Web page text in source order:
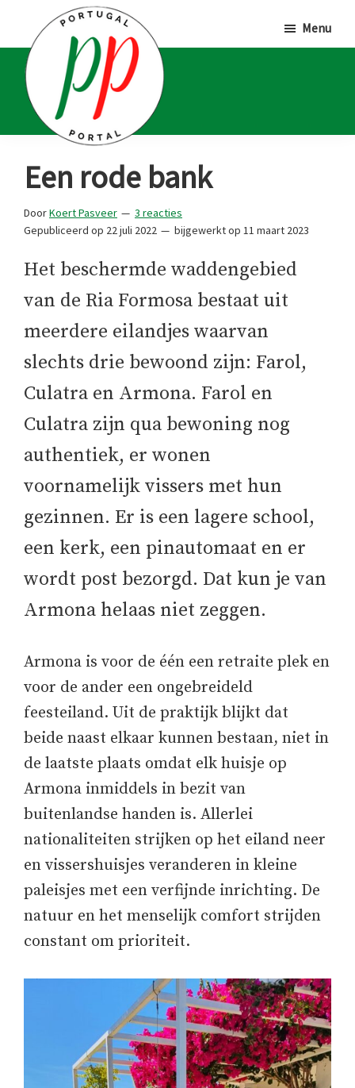
hoofd
inhoud
eerste
sidebar
voettekst
Portal
Portugalliefhebbers
en
-
fanaten
Menu
Een rode bank
DoorKoert Pasveer
3 reacties
Gepubliceerd op 22 juli 2022 bijgewerkt op 11 maart 2023
Het beschermde waddengebied
van de Ria Formosa bestaat uit
meerdere eilandjes waarvan
slechts drie bewoond zijn: Farol,
Culatra en Armona. Farol en
Culatra zijn qua bewoning nog
authentiek, er wonen
voornamelijk vissers met hun
gezinnen. Er is een lagere school,
een kerk, een pinautomaat en er
wordt post bezorgd. Dat kun je van
Armona helaas niet zeggen.
Armona is voor de één een retraite plek en
voor de ander een ongebreideld
feesteiland. Uit de praktijk blijkt dat
beide naast elkaar kunnen bestaan, niet in
de laatste plaats omdat elk huisje op
Armona inmiddels in bezit van
buitenlandse handen is. Allerlei
nationaliteiten strijken op het eiland neer
en vissershuisjes veranderen in kleine
paleisjes met een verfijnde inrichting. De
natuur en het menselijk comfort strijden
constant om prioriteit.